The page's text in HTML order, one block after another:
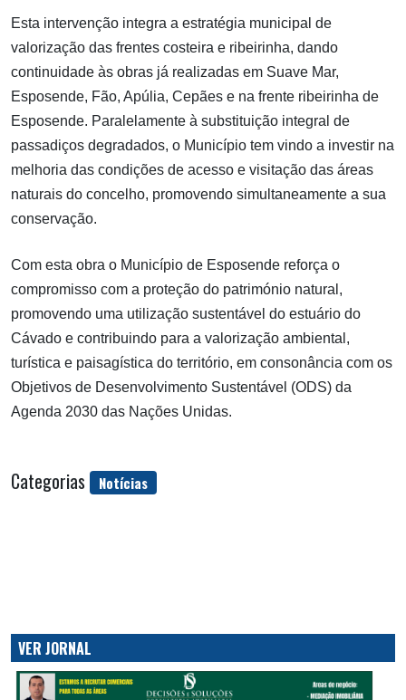
Esta intervenção integra a estratégia municipal de
valorização das frentes costeira e ribeirinha, dando
continuidade às obras já realizadas em Suave Mar,
Esposende, Fão, Apúlia, Cepães e na frente ribeirinha de
Esposende. Paralelamente à substituição integral de
passadiços degradados, o Município tem vindo a investir na
melhoria das condições de acesso e visitação das áreas
naturais do concelho, promovendo simultaneamente a sua
conservação.
Com esta obra o Município de Esposende reforça o
compromisso com a proteção do património natural,
promovendo uma utilização sustentável do estuário do
Cávado e contribuindo para a valorização ambiental,
turística e paisagística do território, em consonância com os
Objetivos de Desenvolvimento Sustentável (ODS) da
Agenda 2030 das Nações Unidas.
Categorias Notícias
VER JORNAL